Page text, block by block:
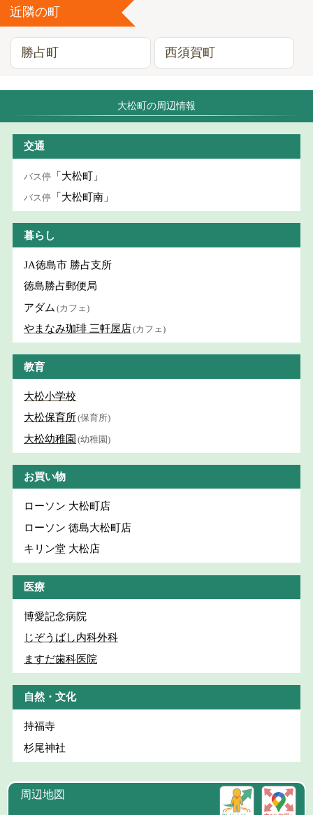
近隣の町
勝占町 西須賀町
大松町の周辺情報
交通
バス停 「大松町」
バス停 「大松町南」
暮らし
JA徳島市 勝占支所
徳島勝占郵便局
アダム (カフェ)
やまなみ珈琲 三軒屋店(カフェ)
教育
大松小学校
大松保育所(保育所)
大松幼稚園 (幼稚園)
お買い物
ローソン 大松町店
ローソン 徳島大松町店
キリン堂 大松店
医療
博愛記念病院
じぞうばし内科外科
ますだ歯科医院
自然・文化
持福寺
杉尾神社
周辺地図